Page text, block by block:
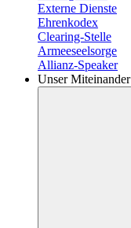
Externe Dienste
Ehrenkodex
Clearing-Stelle
Armeeseelsorge
Allianz-Speaker
Unser Miteinander